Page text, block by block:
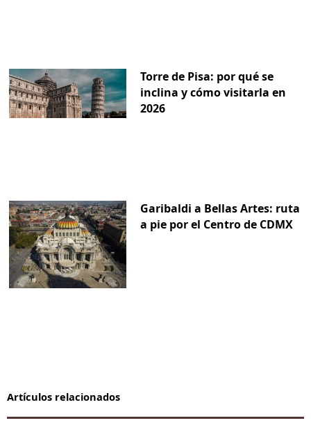
Torre de Pisa: por qué se
inclina y cómo visitarla en
2026
Garibaldi a Bellas Artes: ruta
a pie por el Centro de CDMX
Artículos relacionados